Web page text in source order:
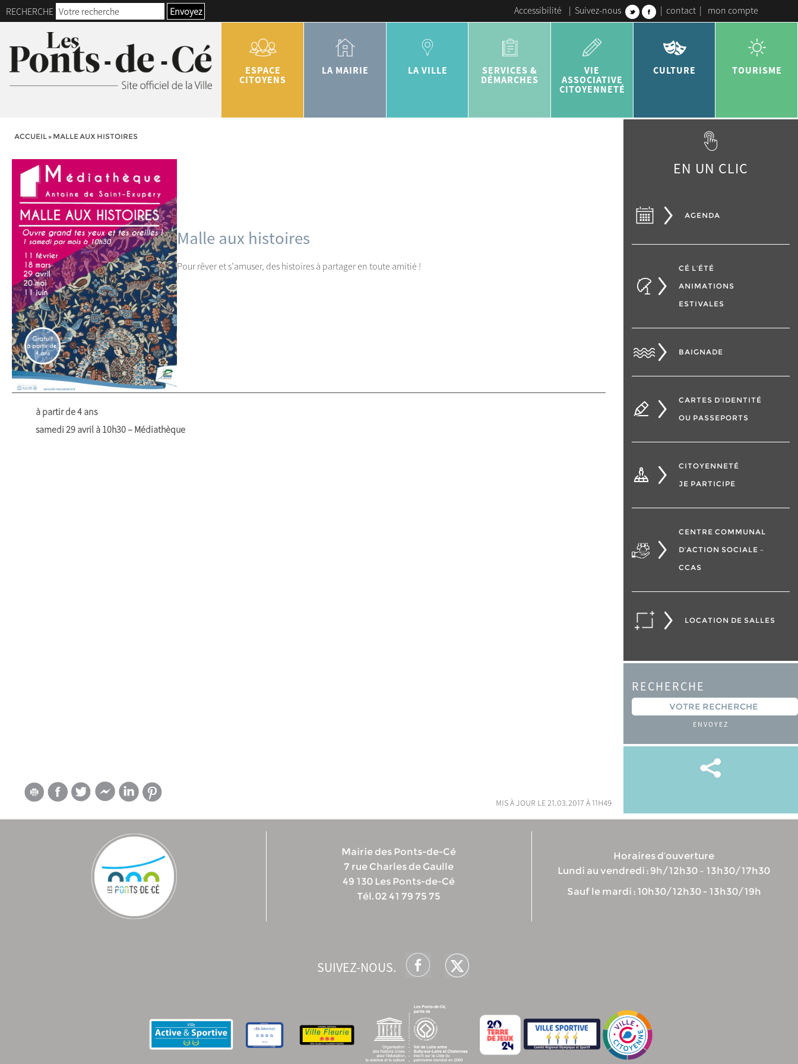
RECHERCHE Envoyez Accessibilité | Suivez-nous | contact | mon compte
ESPACE
CITOYENS
LA MAIRIE LA VILLE
SERVICES &
DÉMARCHES
VIE
ASSOCIATIVE
CITOYENNETÉ
CULTURE TOURISME
ACCUEIL» MALLE AUX HISTOIRES
Malle aux histoires
Pour rêver et s’amuser, des histoires à partager en toute amitié !
à partir de 4 ans
samedi 29 avril à 10h30 – Médiathèque
mis à jour le 21.03.2017 à 11h49
EN UN CLIC
AGENDA
CÉ L’ÉTÉ
ANIMATIONS
ESTIVALES
BAIGNADE
CARTES D’IDENTITÉ
OU PASSEPORTS
CITOYENNETÉ
JE PARTICIPE
CENTRE COMMUNAL
D’ACTION SOCIALE –
CCAS
LOCATION DE SALLES
RECHERCHE
ENVOYEZ
Mairie des Ponts-de-Cé
7 rue Charles de Gaulle
49 130 Les Ponts-de-Cé
Tél. 02 41 79 75 75
Horaires d’ouverture
Lundi au vendredi : 9h/12h30 – 13h30/17h30
Sauf le mardi : 10h30/12h30 - 13h30/19h
SUIVEZ-NOUS.